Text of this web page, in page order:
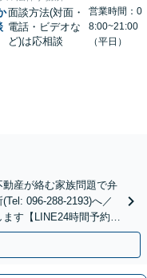
面談方法(対面・
電話・ビデオな
ど)は応相談
営業時間：0
8:00~21:00
（平日）
動産が絡む家族問題で弁
096-288-2193)へ／
す【LINE24時間予約受